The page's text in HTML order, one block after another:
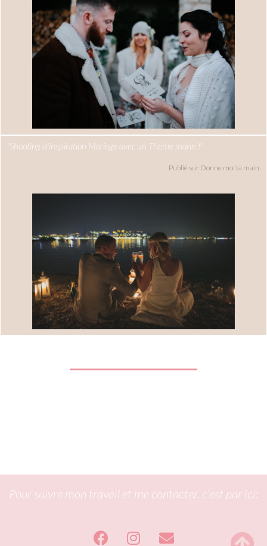
"Shooting d'inspiration Mariage avec un Thème marin !"
Publié sur Donne moi ta main.
Pour suivre mon travail et me contacter, c’est par ici: